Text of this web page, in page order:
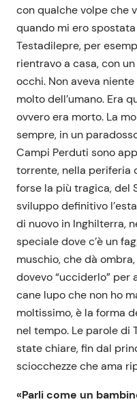
con qualche volpe che
quando mi ero
Testadilepre, per
rientravo a casa, con
occhi. Non aveva
molto dell’umano. Era
ovvero era morto. La
sempre, in un
Campi Perduti sono
torrente, nella periferia
forse la più tragica, del
sviluppo definitivo
di nuovo in Inghilterra,
speciale dove c’è un
muschio, che dà
dovevo “ucciderlo” per
cane lupo che non ho
moltissimo, è la forma
nel tempo. Le parole di
state chiare, fin dal
sciocchezze che ama
«Parli come un